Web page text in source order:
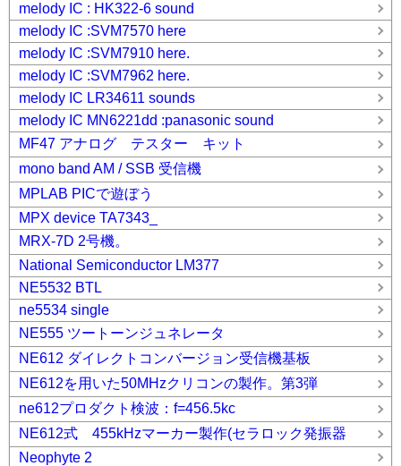
melody IC : HK322-6 sound
melody IC :SVM7570 here
melody IC :SVM7910 here.
melody IC :SVM7962 here.
melody IC LR34611 sounds
melody IC MN6221dd :panasonic sound
MF47 アナログ テスター キット
mono band AM / SSB 受信機
MPLAB PICで遊ぼう
MPX device TA7343_
MRX-7D 2号機。
National Semiconductor LM377
NE5532 BTL
ne5534 single
NE555 ツートーンジュネレータ
NE612 ダイレクトコンバージョン受信機基板
NE612を用いた50MHzクリコンの製作。第3弾
ne612プロダクト検波：f=456.5kc
NE612式 455kHzマーカー製作(セラロック発振器
Neophyte 2